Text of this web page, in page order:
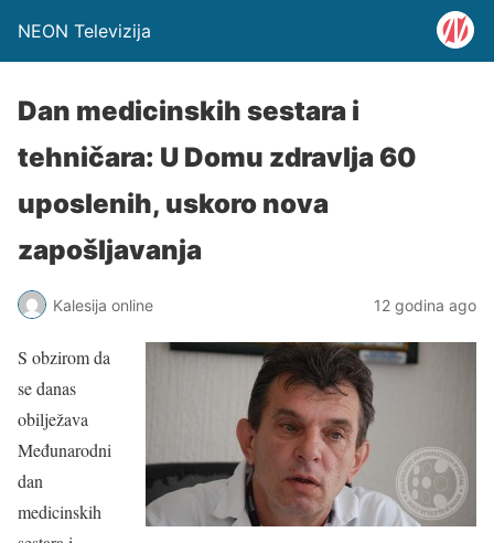
NEON Televizija
Dan medicinskih sestara i
tehničara: U Domu zdravlja 60
uposlenih, uskoro nova
zapošljavanja
Kalesija online 12 godina ago
S obzirom da
se danas
obilježava
Međunarodni
dan
medicinskih